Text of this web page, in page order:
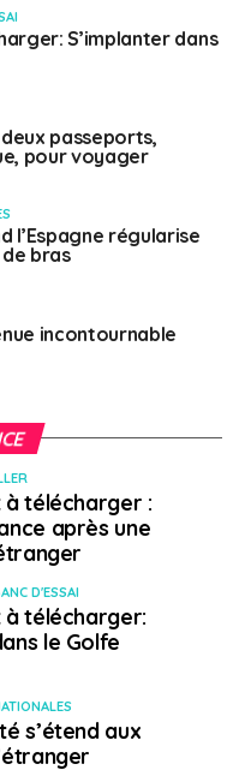
pour travailler
S’implanter dans
passeports,
pour voyager
l’Espagne régularise
bras
incontournable
à télécharger :
après une
D'ESSAI
à télécharger:
le Golfe
s’étend aux